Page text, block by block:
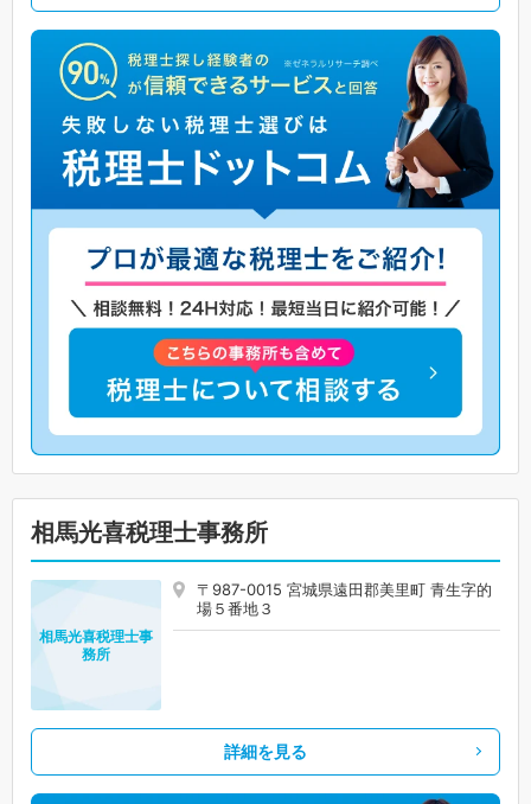
相馬光喜税理士事務所
〒987-0015 宮城県遠田郡美里町 青生字的
場５番地３
相馬光喜税理士事
務所
詳細を見る